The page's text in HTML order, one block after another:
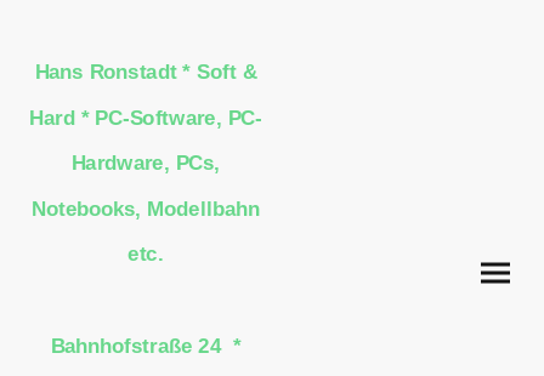
Hans Ronstadt * Soft &
Hard * PC-Software, PC-
Hardware, PCs,
Notebooks, Modellbahn
etc.
Bahnhofstraße 24 *